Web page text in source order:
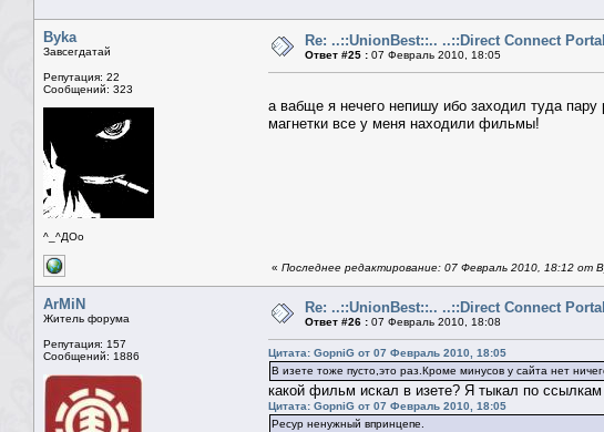
Byka
Завсегдатай
Репутация: 22
Сообщений: 323
^_^ДОо
Re: ..::UnionBest::.. ..::Direct Connect
Ответ #25 : 07 Февраль 2010, 18:05
а вабще я нечего непишу ибо заходил туда пару
магнетки все у меня находили фильмы!
« Последнее редактирование: 07 Февраль 2010, 18:12 от
ArMiN
Житель форума
Репутация: 157
Сообщений: 1886
Re: ..::UnionBest::.. ..::Direct Connect
Ответ #26 : 07 Февраль 2010, 18:08
Цитата: GopniG от 07 Февраль 2010, 18:05
В изете тоже пусто,это раз.Кроме минусов у сайта нет
какой фильм искал в изете? Я тыкал по
Цитата: GopniG от 07 Февраль 2010, 18:05
Ресур ненужный впринцепе.